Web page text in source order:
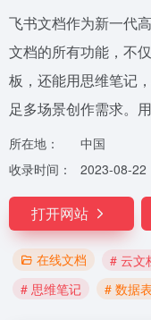
飞书文档作为新一代
文档的所有功能，不
板，还能用思维笔记
足多场景创作需求。
所在地：
中国
收录时间：
2023-08-22
打开网站
在线文档 # 云文
# 思维笔记
# 数据表